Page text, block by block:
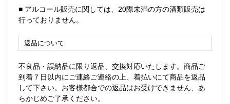
■ アルコール販売に関しては、20際未満の方の酒類販売は
行っておりません。
返品について
不良品・誤納品に限り返品、交換対応いたします。商品ご
到着７日以内にご連絡ご連絡の上、着払いにて商品を返品
して下さい。お客様都合での返品はお受けできません、あ
らかじめご了承ください。